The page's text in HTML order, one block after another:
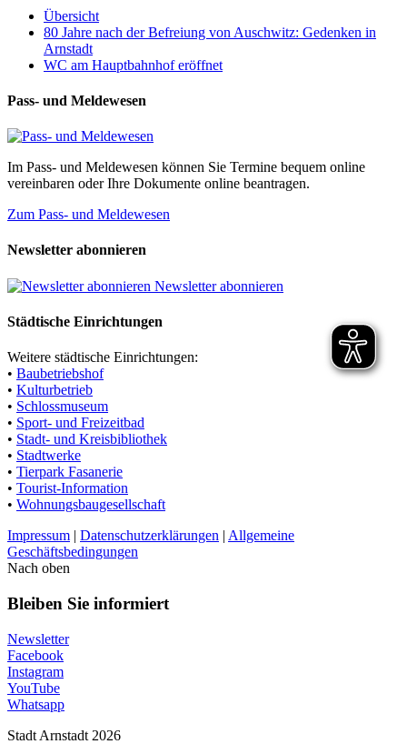
Übersicht
80 Jahre nach der Befreiung von Auschwitz: Gedenken in
Arnstadt
WC am Hauptbahnhof eröffnet
Pass- und Meldewesen
Im Pass- und Meldewesen können Sie Termine bequem online
vereinbaren oder Ihre Dokumente online beantragen.
Zum Pass- und Meldewesen
Newsletter abonnieren
Newsletter abonnieren
Städtische Einrichtungen
Weitere städtische Einrichtungen:
• Baubetriebshof
• Kulturbetrieb
• Schlossmuseum
• Sport- und Freizeitbad
• Stadt- und Kreisbibliothek
• Stadtwerke
• Tierpark Fasanerie
• Tourist-Information
• Wohnungsbaugesellschaft
Impressum | Datenschutzerklärungen | Allgemeine
Geschäftsbedingungen
Nach oben
Bleiben Sie informiert
Newsletter
Facebook
Instagram
YouTube
Whatsapp
Stadt Arnstadt 2026